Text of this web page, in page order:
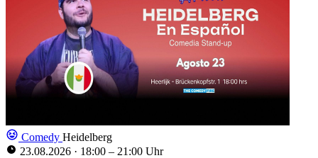
Comedy Heidelberg
23.08.2026 · 18:00 – 21:00 Uhr